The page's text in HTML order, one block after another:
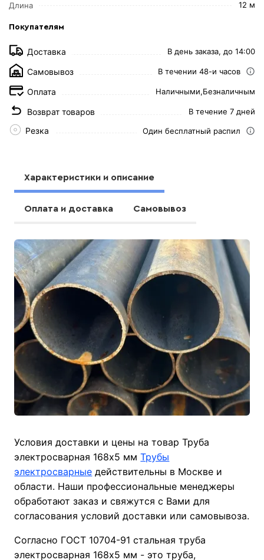
Длина
12 м
Покупателям
Доставка В день заказа, до 14:00
Самовывоз В течении 48-и часов
Оплата Наличными,Безналичным
Возврат товаров В течение 7 дней
Резка Один бесплатный распил
Характеристики и описание
Оплата и доставка Самовывоз
Условия доставки и цены на товар Труба
электросварная 168х5 ммТрубы
электросварные действительны в Москве и
области. Наши профессиональные менеджеры
обработают заказ и свяжутся с Вами для
согласования условий доставки или самовывоза.
Согласно ГОСТ 10704-91 стальная труба
электросварная 168х5 мм - это труба,